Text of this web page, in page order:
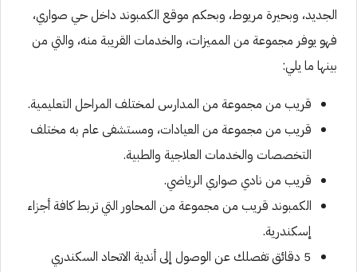
الجديد، وبحيرة مريوط، وبحكم موقع الكمبوند داخل حي صواري،
فهو يوفر مجموعة من المميزات، والخدمات القريبة منه، والتي من
بينها ما يلي:
قريب من مجموعة من المدارس لمختلف المراحل التعليمية.
قريب من مجموعة من العيادات، ومستشفى عام به مختلف
التخصصات والخدمات العلاجية والطبية.
قريب من نادي صواري الرياضي.
الكمبوند قريب من مجموعة من المحاور التي تربط كافة أجزاء
إسكندرية.
5 دقائق تفصلك عن الوصول إلى أندية الاتحاد السكندري